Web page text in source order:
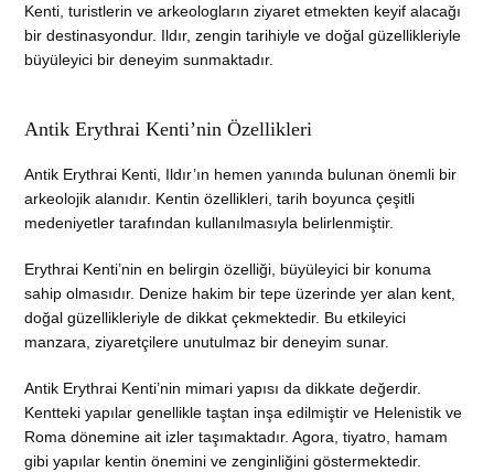
Kenti, turistlerin ve arkeologların ziyaret etmekten keyif alacağı
bir destinasyondur. Ildır, zengin tarihiyle ve doğal güzellikleriyle
büyüleyici bir deneyim sunmaktadır.
Antik Erythrai Kenti’nin Özellikleri
Antik Erythrai Kenti, Ildır’ın hemen yanında bulunan önemli bir
arkeolojik alanıdır. Kentin özellikleri, tarih boyunca çeşitli
medeniyetler tarafından kullanılmasıyla belirlenmiştir.
Erythrai Kenti’nin en belirgin özelliği, büyüleyici bir konuma
sahip olmasıdır. Denize hakim bir tepe üzerinde yer alan kent,
doğal güzellikleriyle de dikkat çekmektedir. Bu etkileyici
manzara, ziyaretçilere unutulmaz bir deneyim sunar.
Antik Erythrai Kenti’nin mimari yapısı da dikkate değerdir.
Kentteki yapılar genellikle taştan inşa edilmiştir ve Helenistik ve
Roma dönemine ait izler taşımaktadır. Agora, tiyatro, hamam
gibi yapılar kentin önemini ve zenginliğini göstermektedir.